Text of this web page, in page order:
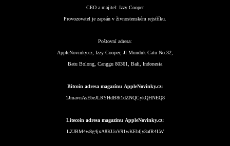
CEO a majitel: Izzy Cooper
Provozovatel je zapsán v živnostenském rejstříku.
Poštovní adresa:
AppleNovinky.cz, Izzy Cooper, Jl Munduk Catu No.32,
Batu Bolong, Canggu 80361, Bali, Indonesia
Bitcoin adresa magazínu AppleNovinky.cz:
1JmavnAsEbeJLRYHdB8t1dZNQCykQHNEQ8
Litecoin adresa magazínu AppleNovinky.cz:
LZJBM4w8g4jxA8KUoV91wKEbfjy3afR4LW